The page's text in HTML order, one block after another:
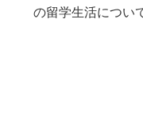
の留学生活につい